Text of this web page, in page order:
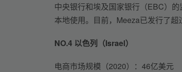
中央银行和埃及国家银行（EBC）
本地使用。目前，Meeza已发行了超
NO.4 以色列（Israel）
电商市场规模（2020）：46亿美元